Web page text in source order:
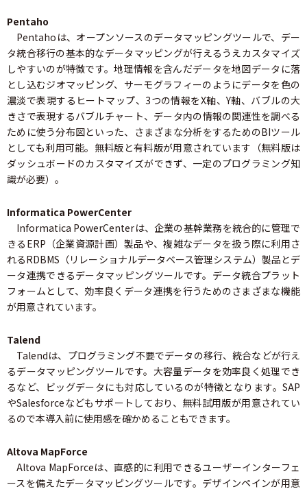
Pentaho
Pentahoは、オープンソースのデータマッピングツールで、デー
タ統合移行の基本的なデータマッピングが行えるうえカスタマイズ
しやすいのが特徴です。地理情報を含んだデータを地図データに落
とし込むジオマッピング、サーモグラフィーのようにデータを色の
濃淡で表現するヒートマップ、3つの情報をX軸、Y軸、バブルの大
きさで表現するバブルチャート、データ内の情報の関連性を調べる
ために使う分布図といった、さまざまな分析をするためのBIツール
としても利用可能。無料版と有料版が用意されています（無料版は
ダッシュボードのカスタマイズができず、一定のプログラミング知
識が必要）。
Informatica PowerCenter
Informatica PowerCenterは、企業の基幹業務を統合的に管理で
きるERP（企業資源計画）製品や、複雑なデータを扱う際に利用さ
れるRDBMS（リレーショナルデータベース管理システム）製品とデ
ータ連携できるデータマッピングツールです。データ統合プラット
フォームとして、効率良くデータ連携を行うためのさまざまな機能
が用意されています。
Talend
Talendは、プログラミング不要でデータの移行、統合などが行え
るデータマッピングツールです。大容量データを効率良く処理でき
るなど、ビッグデータにも対応しているのが特徴となります。SAP
やSalesforceなどもサポートしており、無料試用版が用意されてい
るので本導入前に使用感を確かめることもできます。
Altova MapForce
Altova MapForceは、直感的に利用できるユーザーインターフェ
ースを備えたデータマッピングツールです。デザインペインが用意